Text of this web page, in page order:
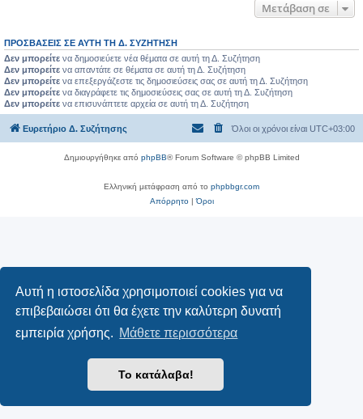
Αυτή η ιστοσελίδα χρησιμοποιεί cookies για να
επιβεβαιώσει ότι θα έχετε την καλύτερη δυνατή
εμπειρία χρήσης. Μάθετε περισσότερα
Το κατάλαβα!
Μετάβαση σε
ΠΡΟΣΒΆΣΕΙΣ ΣΕ ΑΥΤΉ ΤΗ Δ. ΣΥΖΉΤΗΣΗ
Δεν μπορείτε να δημοσιεύετε νέα θέματα σε αυτή τη Δ. Συζήτηση
Δεν μπορείτε να απαντάτε σε θέματα σε αυτή τη Δ. Συζήτηση
Δεν μπορείτε να επεξεργάζεστε τις δημοσιεύσεις σας σε αυτή τη Δ. Συζήτηση
Δεν μπορείτε να διαγράφετε τις δημοσιεύσεις σας σε αυτή τη Δ. Συζήτηση
Δεν μπορείτε να επισυνάπτετε αρχεία σε αυτή τη Δ. Συζήτηση
Ευρετήριο Δ. Συζήτησης Όλοι οι χρόνοι είναι UTC+03:00
Δημιουργήθηκε από phpBB® Forum Software © phpBB Limited
Ελληνική μετάφραση από το phpbbgr.com
Απόρρητο|Όροι